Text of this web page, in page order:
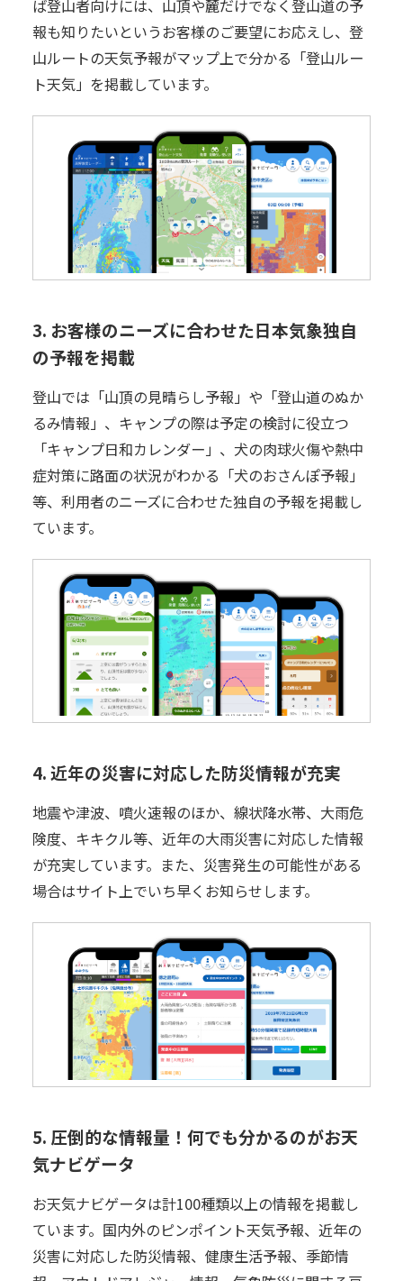
ば登山者向けには、山頂や麓だけでなく登山道の予
報も知りたいというお客様のご要望にお応えし、登
山ルートの天気予報がマップ上で分かる「登山ルー
ト天気」を掲載しています。
3. お客様のニーズに合わせた日本気象独自
の予報を掲載
登山では「山頂の見晴らし予報」や「登山道のぬか
るみ情報」、キャンプの際は予定の検討に役立つ
「キャンプ日和カレンダー」、犬の肉球火傷や熱中
症対策に路面の状況がわかる「犬のおさんぽ予報」
等、利用者のニーズに合わせた独自の予報を掲載し
ています。
4. 近年の災害に対応した防災情報が充実
地震や津波、噴火速報のほか、線状降水帯、大雨危
険度、キキクル等、近年の大雨災害に対応した情報
が充実しています。また、災害発生の可能性がある
場合はサイト上でいち早くお知らせします。
5. 圧倒的な情報量！何でも分かるのがお天
気ナビゲータ
お天気ナビゲータは計100種類以上の情報を掲載し
ています。国内外のピンポイント天気予報、近年の
災害に対応した防災情報、健康生活予報、季節情